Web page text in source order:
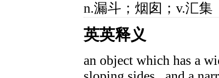
n.漏斗；烟囱；v.汇集
英英释义
an object which has a